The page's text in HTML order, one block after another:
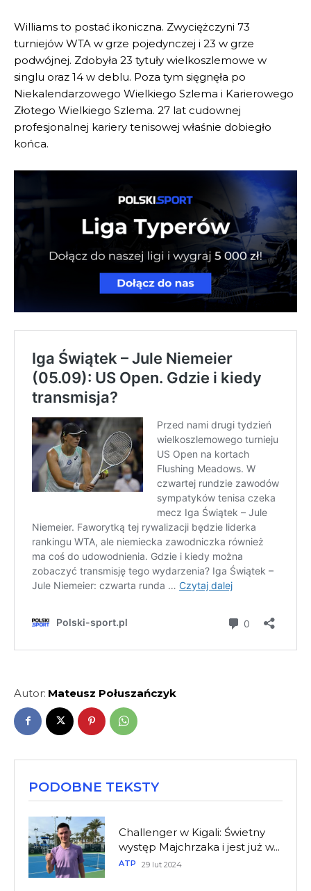
Williams to postać ikoniczna. Zwyciężczyni 73
turniejów WTA w grze pojedynczej i 23 w grze
podwójnej. Zdobyła 23 tytuły wielkoszlemowe w
singlu oraz 14 w deblu. Poza tym sięgnęła po
Niekalendarzowego Wielkiego Szlema i Karierowego
Złotego Wielkiego Szlema. 27 lat cudownej
profesjonalnej kariery tenisowej właśnie dobiegło
końca.
Autor: Mateusz Połuszańczyk
PODOBNE TEKSTY
Challenger w Kigali: Świetny
występ Majchrzaka i jest już w...
ATP 29 lut 2024